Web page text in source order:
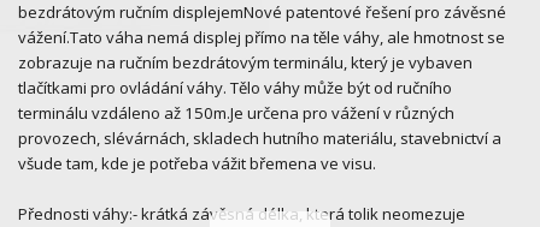
bezdrátovým ručním displejemNové patentové řešení pro závěsné
vážení.Tato váha nemá displej přímo na těle váhy, ale hmotnost se
zobrazuje na ručním bezdrátovým terminálu, který je vybaven
tlačítkami pro ovládání váhy. Tělo váhy může být od ručního
terminálu vzdáleno až 150m.Je určena pro vážení v různých
provozech, slévárnách, skladech hutního materiálu, stavebnictví a
všude tam, kde je potřeba vážit břemena ve visu.
Přednosti váhy:- krátká závěsná délka, která tolik neomezuje